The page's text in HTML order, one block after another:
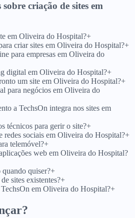
criação de sites em
em Oliveira do Hospital?+
criar sites em Oliveira do Hospital?+
para empresas em Oliveira do
digital em Oliveira do Hospital?+
um site em Oliveira do Hospital?+
para negócios em Oliveira do
a TechsOn integra nos sites em
técnicos para gerir o site?+
redes sociais em Oliveira do Hospital?+
telemóvel?+
web em Oliveira do Hospital?
quando quiser?+
sites existentes?+
em Oliveira do Hospital?+